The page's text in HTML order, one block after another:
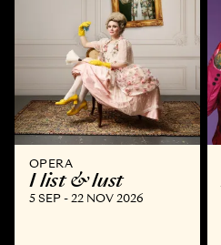
OPERA
I list & lust
5 SEP - 22 NOV 2026